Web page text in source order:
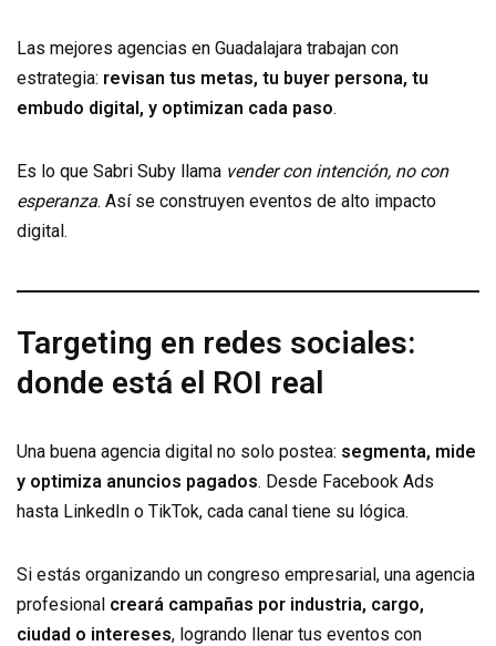
Las mejores agencias en Guadalajara trabajan con
estrategia: revisan tus metas, tu buyer persona, tu
embudo digital, y optimizan cada paso.
Es lo que Sabri Suby llama vender con intención, no con
esperanza. Así se construyen eventos de alto impacto
digital.
Targeting en redes sociales:
donde está el ROI real
Una buena agencia digital no solo postea: segmenta, mide
y optimiza anuncios pagados. Desde Facebook Ads
hasta LinkedIn o TikTok, cada canal tiene su lógica.
Si estás organizando un congreso empresarial, una agencia
profesional creará campañas por industria, cargo,
ciudad o intereses, logrando llenar tus eventos con